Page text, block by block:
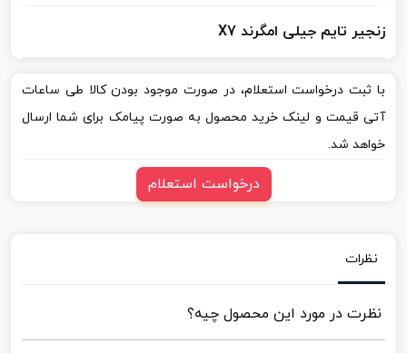
زنجیر تایم جیلی امگرند X7
با ثبت درخواست استعلام، در صورت موجود بودن کالا طی ساعات
آتی قیمت و لینک خرید محصول به صورت پیامک برای شما ارسال
خواهد شد.
درخواست استعلام
نظرات
نظرت در مورد این محصول چیه؟